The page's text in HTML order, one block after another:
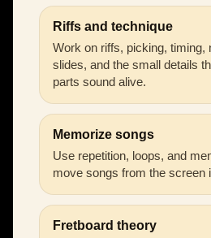
Riffs and technique
Work on riffs, picking, timing,
slides, and the small details
parts sound alive.
Memorize songs
Use repetition, loops, and
move songs from the screen
Fretboard theory